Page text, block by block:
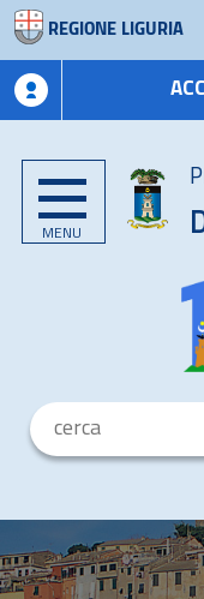
REGIONE LIGURIA
MENU